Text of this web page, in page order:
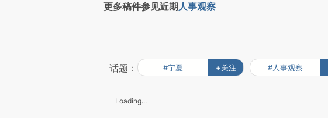
更多稿件参见近期人事观察
话题： #宁夏 +关注 #人事观察
Loading...